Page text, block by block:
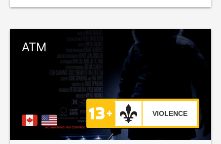
ATM
VIOLENCE